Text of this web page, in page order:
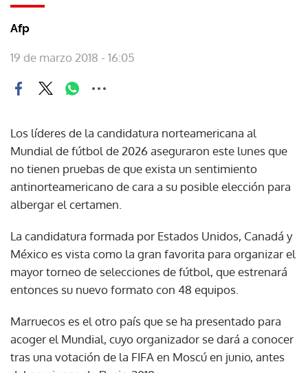
Afp
19 de marzo 2018 - 16:05
Los líderes de la candidatura norteamericana al
Mundial de fútbol de 2026 aseguraron este lunes que
no tienen pruebas de que exista un sentimiento
antinorteamericano de cara a su posible elección para
albergar el certamen.
La candidatura formada por Estados Unidos, Canadá y
México es vista como la gran favorita para organizar el
mayor torneo de selecciones de fútbol, que estrenará
entonces su nuevo formato con 48 equipos.
Marruecos es el otro país que se ha presentado para
acoger el Mundial, cuyo organizador se dará a conocer
tras una votación de la FIFA en Moscú en junio, antes